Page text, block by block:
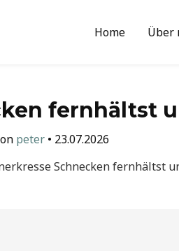
Home Über
fernhältst
peter • 23.07.2026
Schnecken fernhältst